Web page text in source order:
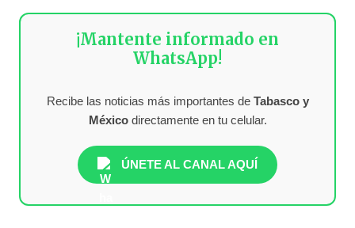
¡Mantente informado en
WhatsApp!
Recibe las noticias más importantes de Tabasco y
Méxicodirectamente en tu celular.
ÚNETE AL CANAL AQUÍ